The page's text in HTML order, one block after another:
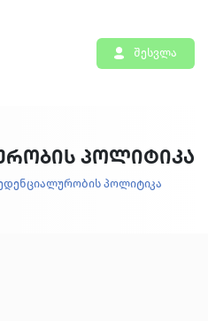
შესვლა
პოლიტიკა
პოლიტიკა